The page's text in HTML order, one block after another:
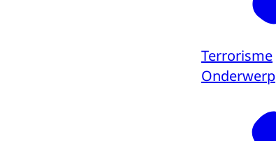
Terrorisme
Onderwerp